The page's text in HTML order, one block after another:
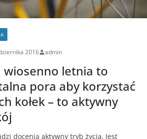
2016 admin
wiosenno letnia to
pora aby korzystać
kołek – to aktywny
docenia aktywny tryb życia. Jest